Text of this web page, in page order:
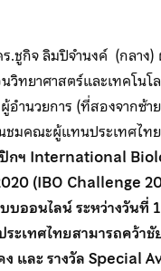
ร.ชูกิจ ลิมปิจำนงค์ (กลาง
วิทยาศาสตร์และเทคโน
อำนวยการ (ที่สองจากซ้
มคณะผู้แทนประเทศไทย
กฯ International
(IBO Challenge
บออนไลน์ระหว่างวันที่
ะเทศไทยสามารถคว้า
และ รางวัล Special